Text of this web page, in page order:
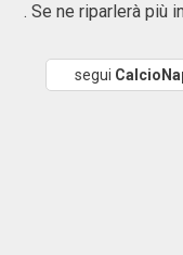
. Se ne riparlerà più
segui